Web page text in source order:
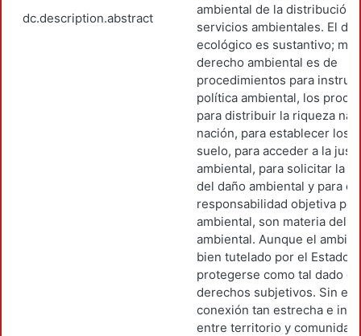
dc.description.abstract
ambiental de la distribución
servicios ambientales. El
ecológico es sustantivo;
derecho ambiental es de
procedimientos para
política ambiental, los
para distribuir la riqueza
nación, para establecer los
suelo, para acceder a la
ambiental, para solicitar la
del daño ambiental y para
responsabilidad objetiva
ambiental, son materia del
ambiental. Aunque el
bien tutelado por el Estado,
protegerse como tal dado
derechos subjetivos. Sin
conexión tan estrecha e
entre territorio y